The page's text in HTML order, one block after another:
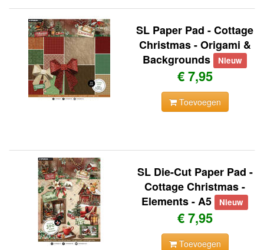
SL Paper Pad - Cottage
Christmas - Origami &
Backgrounds
Nieuw
€ 7,95
Toevoegen
SL Die-Cut Paper Pad -
Cottage Christmas -
Elements - A5
Nieuw
€ 7,95
Toevoegen